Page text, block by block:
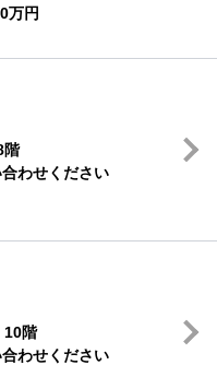
万円
わせください
階
わせください